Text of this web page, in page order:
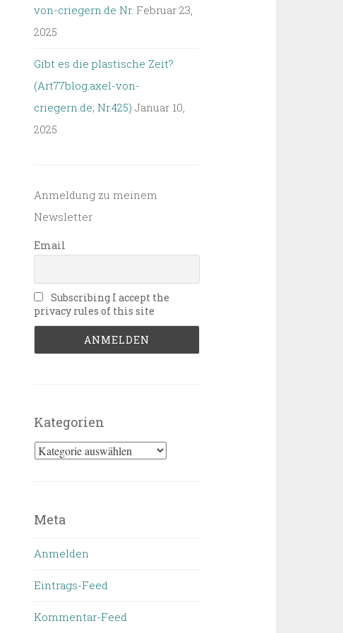
von-criegern.de Nr. Februar 23,
2025
Gibt es die plastische Zeit?
(Art77blog.axel-von-
criegern.de; Nr.425) Januar 10,
2025
Anmeldung zu meinem
Newsletter
Email
Subscribing I accept the
privacy rules of this site
Kategorien
Kategorien
Meta
Anmelden
Eintrags-Feed
Kommentar-Feed